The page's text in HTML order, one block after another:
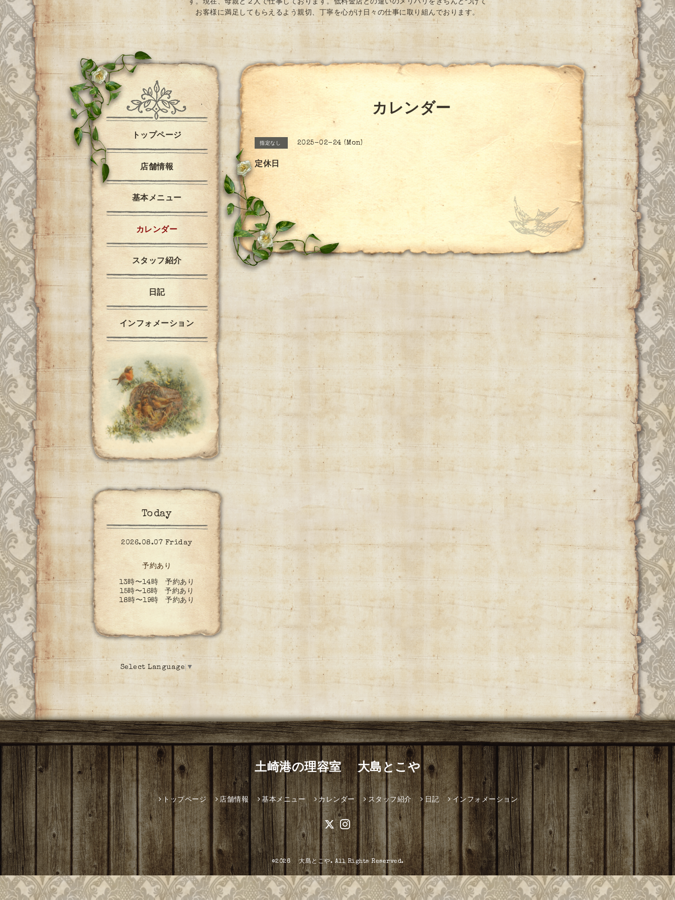
す。現在、母親と２人で仕事しております。低料金店との違いのメリハリをきちんとつけて
お客様に満足してもらえるよう親切、丁寧を心がけ日々の仕事に取り組んでおります。
カレンダー
指定なし 2025-02-24 (Mon)
定休日
トップページ
店舗情報
基本メニュー
カレンダー
スタッフ紹介
日記
インフォメーション
Today
2026.08.07 Friday
予約あり
13時〜14時 予約あり
15時〜16時 予約あり
18時〜19時 予約あり
Select Language ▼
土崎港の理容室 大島とこや
トップページ 店舗情報 基本メニュー カレンダー スタッフ紹介 日記 インフォメーション
©2026大島とこや. All Rights Reserved.